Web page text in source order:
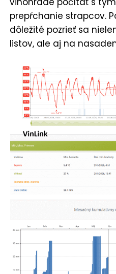
prepŕchanie strapcov.
dôležité pozrieť sa
listov, ale aj na